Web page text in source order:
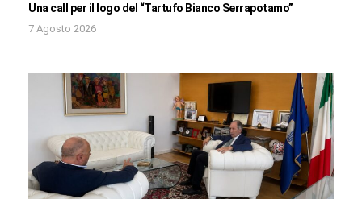
Una call per il logo del “Tartufo Bianco Serrapotamo”
7 Agosto 2026